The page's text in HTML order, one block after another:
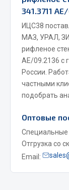
Коробка
Весь раздел
Подвеска
Тормозная
Двери
341.3711
ИЦС38
МАЗ, УРАЛ,
рифленое
АЕ/09.2136 с
России.
частными
подобрать
Оптовые
Специальные
Отгрузка со
Email: